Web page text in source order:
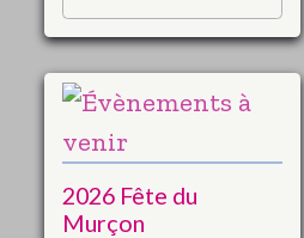
2026 Fête du
Murçon